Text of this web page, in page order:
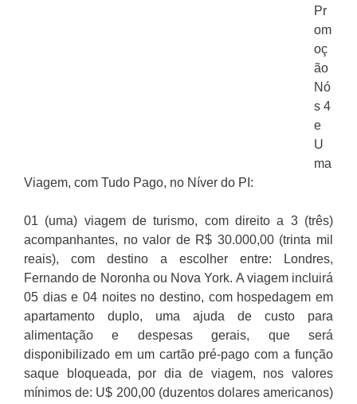
Pr
om
oç
ão
Nó
s 4
e
U
ma
Viagem, com Tudo Pago, no Níver do PI:
01 (uma) viagem de turismo, com direito a 3 (três)
acompanhantes, no valor de R$ 30.000,00 (trinta mil
reais), com destino a escolher entre: Londres,
Fernando de Noronha ou Nova York. A viagem incluirá
05 dias e 04 noites no destino, com hospedagem em
apartamento duplo, uma ajuda de custo para
alimentação e despesas gerais, que será
disponibilizado em um cartão pré-pago com a função
saque bloqueada, por dia de viagem, nos valores
mínimos de: U$ 200,00 (duzentos dolares americanos)